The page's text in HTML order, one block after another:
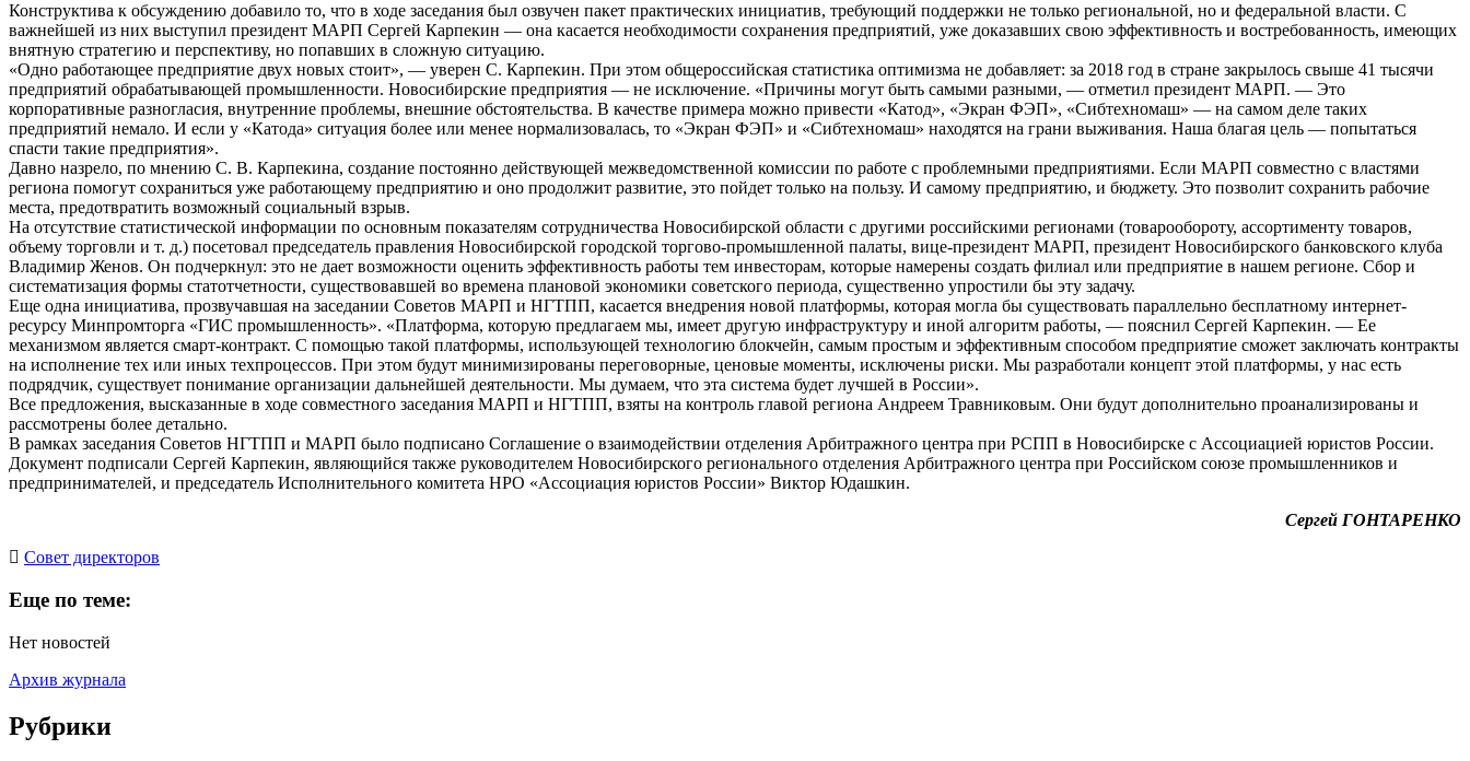
Конструктива к обсуждению добавило то, что в ходе заседания был озвучен пакет практических инициатив, требующий поддержки не только региональной, но и федеральной власти. С
важнейшей из них выступил президент МАРП Сергей Карпекин — она касается необходимости сохранения предприятий, уже доказавших свою эффективность и востребованность, имеющих
внятную стратегию и перспективу, но попавших в сложную ситуацию.
«Одно работающее предприятие двух новых стоит», — уверен С. Карпекин. При этом общероссийская статистика оптимизма не добавляет: за 2018 год в стране закрылось свыше 41 тысячи
предприятий обрабатывающей промышленности. Новосибирские предприятия — не исключение. «Причины могут быть самыми разными, — отметил президент МАРП. — Это
корпоративные разногласия, внутренние проблемы, внешние обстоятельства. В качестве примера можно привести «Катод», «Экран ФЭП», «Сибтехномаш» — на самом деле таких
предприятий немало. И если у «Катода» ситуация более или менее нормализовалась, то «Экран ФЭП» и «Сибтехномаш» находятся на грани выживания. Наша благая цель — попытаться
спасти такие предприятия».
Давно назрело, по мнению С. В. Карпекина, создание постоянно действующей межведомственной комиссии по работе с проблемными предприятиями. Если МАРП совместно с властями
региона помогут сохраниться уже работающему предприятию и оно продолжит развитие, это пойдет только на пользу. И самому предприятию, и бюджету. Это позволит сохранить рабочие
места, предотвратить возможный социальный взрыв.
На отсутствие статистической информации по основным показателям сотрудничества Новосибирской области с другими российскими регионами (товарообороту, ассортименту товаров,
объему торговли и т. д.) посетовал председатель правления Новосибирской городской торгово-промышленной палаты, вице-президент МАРП, президент Новосибирского банковского клуба
Владимир Женов. Он подчеркнул: это не дает возможности оценить эффективность работы тем инвесторам, которые намерены создать филиал или предприятие в нашем регионе. Сбор и
систематизация формы статотчетности, существовавшей во времена плановой экономики советского периода, существенно упростили бы эту задачу.
Еще одна инициатива, прозвучавшая на заседании Советов МАРП и НГТПП, касается внедрения новой платформы, которая могла бы существовать параллельно бесплатному интернет-
ресурсу Минпромторга «ГИС промышленность». «Платформа, которую предлагаем мы, имеет другую инфраструктуру и иной алгоритм работы, — пояснил Сергей Карпекин. — Ее
механизмом является смарт-контракт. С помощью такой платформы, использующей технологию блокчейн, самым простым и эффективным способом предприятие сможет заключать контракты
на исполнение тех или иных техпроцессов. При этом будут минимизированы переговорные, ценовые моменты, исключены риски. Мы разработали концепт этой платформы, у нас есть
подрядчик, существует понимание организации дальнейшей деятельности. Мы думаем, что эта система будет лучшей в России».
Все предложения, высказанные в ходе совместного заседания МАРП и НГТПП, взяты на контроль главой региона Андреем Травниковым. Они будут дополнительно проанализированы и
рассмотрены более детально.
В рамках заседания Советов НГТПП и МАРП было подписано Соглашение о взаимодействии отделения Арбитражного центра при РСПП в Новосибирске с Ассоциацией юристов России.
Документ подписали Сергей Карпекин, являющийся также руководителем Новосибирского регионального отделения Арбитражного центра при Российском союзе промышленников и
предпринимателей, и председатель Исполнительного комитета НРО «Ассоциация юристов России» Виктор Юдашкин.
Сергей ГОНТАРЕНКО
Cовет директоров
Еще по теме:
Нет новостей
Архив журнала
Рубрики